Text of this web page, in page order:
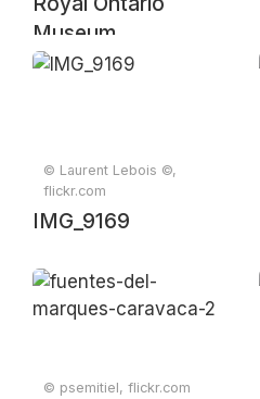
Museum
© Laurent Lebois ©,
flickr.com
IMG_9169
© psemitiel, flickr.com